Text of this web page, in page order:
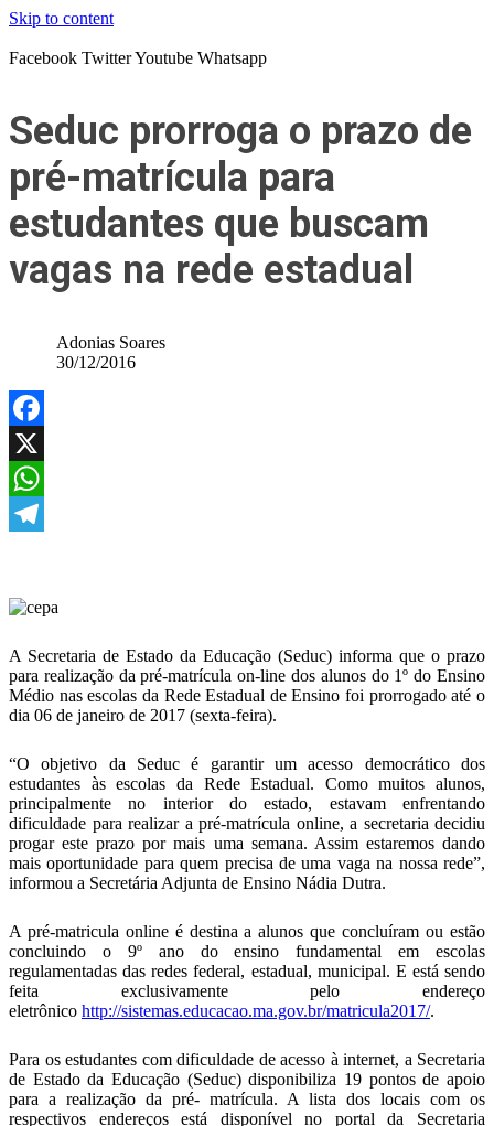
Skip to content
Facebook TwitterYoutube Whatsapp
Seduc prorroga o prazo de
pré-matrícula para
estudantes que buscam
vagas na rede estadual
Adonias Soares
30/12/2016
Facebook
X
WhatsApp
A Secretaria de Estado da Educação (Seduc) informa que o prazo
para realização da pré-matrícula on-line dos alunos do 1º do Ensino
Médio nas escolas da Rede Estadual de Ensino foi prorrogado até o
dia 06 de janeiro de 2017 (sexta-feira).
“O objetivo da Seduc é garantir um acesso democrático dos
estudantes às escolas da Rede Estadual. Como muitos alunos,
principalmente no interior do estado, estavam enfrentando
dificuldade para realizar a pré-matrícula online, a secretaria decidiu
progar este prazo por mais uma semana. Assim estaremos dando
mais oportunidade para quem precisa de uma vaga na nossa rede”,
informou a Secretária Adjunta de Ensino Nádia Dutra.
A pré-matricula online é destina a alunos que concluíram ou estão
concluindo o 9º ano do ensino fundamental em escolas
regulamentadas das redes federal, estadual, municipal. E está sendo
feita exclusivamente pelo endereço
eletrônico http://sistemas.educacao.ma.gov.br/matricula2017/.
Para os estudantes com dificuldade de acesso à internet, a Secretaria
de Estado da Educação (Seduc) disponibiliza 19 pontos de apoio
para a realização da pré- matrícula. A lista dos locais com os
respectivos endereços está disponível no portal da Secretaria